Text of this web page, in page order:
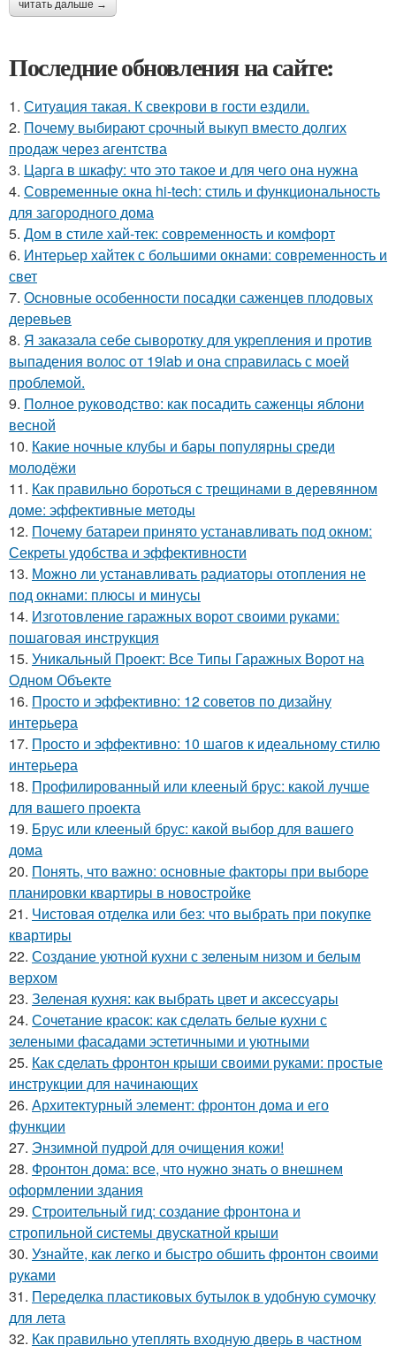
читать дальше →
Последние обновления на сайте:
1. Ситуaция такая. К свекрови в гости ездили.
2. Почему выбирают срочный выкуп вместо долгих
продаж через агентства
3. Царга в шкафу: что это такое и для чего она нужна
4. Современные окна hi-tech: стиль и функциональность
для загородного дома
5. Дом в стиле хай-тек: современность и комфорт
6. Интерьер хайтек с большими окнами: современность и
свет
7. Основные особенности посадки саженцев плодовых
деревьев
8. Я заказала себе сыворотку для укрепления и против
выпадения волос от 19lab и она справилась с моей
проблемой.
9. Полное руководство: как посадить саженцы яблони
весной
10. Какие ночные клубы и бары популярны среди
молодёжи
11. Как правильно бороться с трещинами в деревянном
доме: эффективные методы
12. Почему батареи принято устанавливать под окном:
Секреты удобства и эффективности
13. Можно ли устанавливать радиаторы отопления не
под окнами: плюсы и минусы
14. Изготовление гаражных ворот своими руками:
пошаговая инструкция
15. Уникальный Проект: Все Типы Гаражных Ворот на
Одном Объекте
16. Просто и эффективно: 12 советов по дизайну
интерьера
17. Просто и эффективно: 10 шагов к идеальному стилю
интерьера
18. Профилированный или клееный брус: какой лучше
для вашего проекта
19. Брус или клееный брус: какой выбор для вашего
дома
20. Понять, что важно: основные факторы при выборе
планировки квартиры в новостройке
21. Чистовая отделка или без: что выбрать при покупке
квартиры
22. Создание уютной кухни с зеленым низом и белым
верхом
23. Зеленая кухня: как выбрать цвет и аксессуары
24. Сочетание красок: как сделать белые кухни с
зелеными фасадами эстетичными и уютными
25. Как сделать фронтон крыши своими руками: простые
инструкции для начинающих
26. Архитектурный элемент: фронтон дома и его
функции
27. Энзимной пудрой для очищения кожи!
28. Фронтон дома: все, что нужно знать о внешнем
оформлении здания
29. Строительный гид: создание фронтона и
стропильной системы двускатной крыши
30. Узнайте, как легко и быстро обшить фронтон своими
руками
31. Переделка пластиковых бутылок в удобную сумочку
для лета
32. Как правильно утеплять входную дверь в частном